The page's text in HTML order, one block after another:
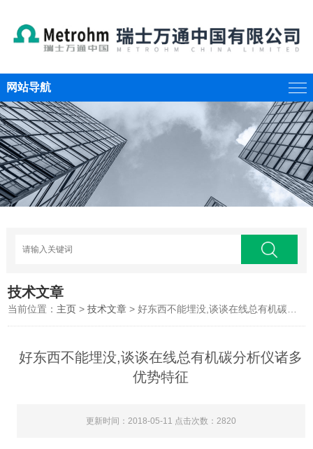
网站导航
技术文章
当前位置： 主页 >技术文章 > 好东西不能埋没,谈谈在线总有机碳分析仪诸多优势特征
好东西不能埋没,谈谈在线总有机碳分析仪诸多
优势特征
更新时间：2018-05-11 点击次数：2820